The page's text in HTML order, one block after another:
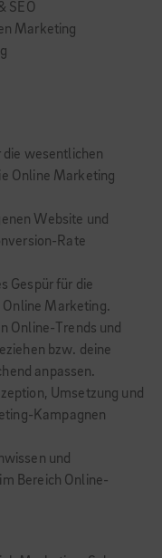
SEO
Marketing
die wesentlichen
Online Marketing
Website und
Rate
Gespür für die
Marketing.
Online-Trends und
bzw. deine
anpassen.
Umsetzung und
Kampagnen
und
Bereich Online-